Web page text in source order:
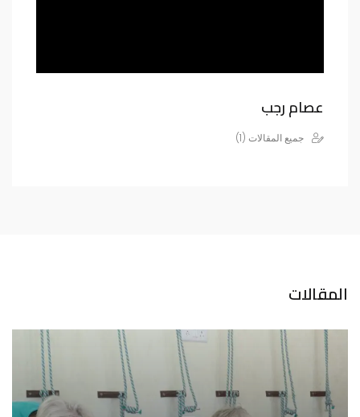
عصام رجب
جميع المقالات (1)
المقالات